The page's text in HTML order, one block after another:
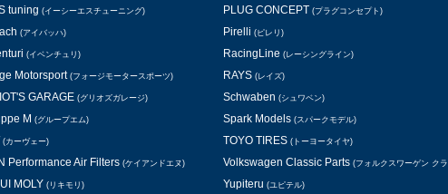
tuning (イーシーエスチューニング)
(アイバッハ)
(イベンチュリ)
Motorsport(フォージモータースポーツ)
GARAGE (グリオズガレージ)
M (グループエム)
(カーヴェー)
Performance Air Filters (ケイアンドエヌ)
MOLY (リキモリ)
PLUG CONCEPT (プラグコンセプト)
Pirelli (ピレリ)
RacingLine (レーシングライン)
RAYS (レイズ)
Schwaben (シュワベン)
Spark Models (スパークモデル)
TOYO TIRES (トーヨータイヤ)
Volkswagen Classic Parts (フォルクスワーゲン ク
Yupiteru (ユピテル)